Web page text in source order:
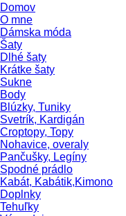
Domov
O mne
Dámska móda
Šaty
Dlhé šaty
Krátke šaty
Sukne
Body
Blúzky, Tuniky
Svetrík, Kardigán
Croptopy, Topy
Nohavice, overaly
Pančušky, Legíny
Spodné prádlo
Kabát, Kabátik,Kimono
Doplnky
Tehuľky